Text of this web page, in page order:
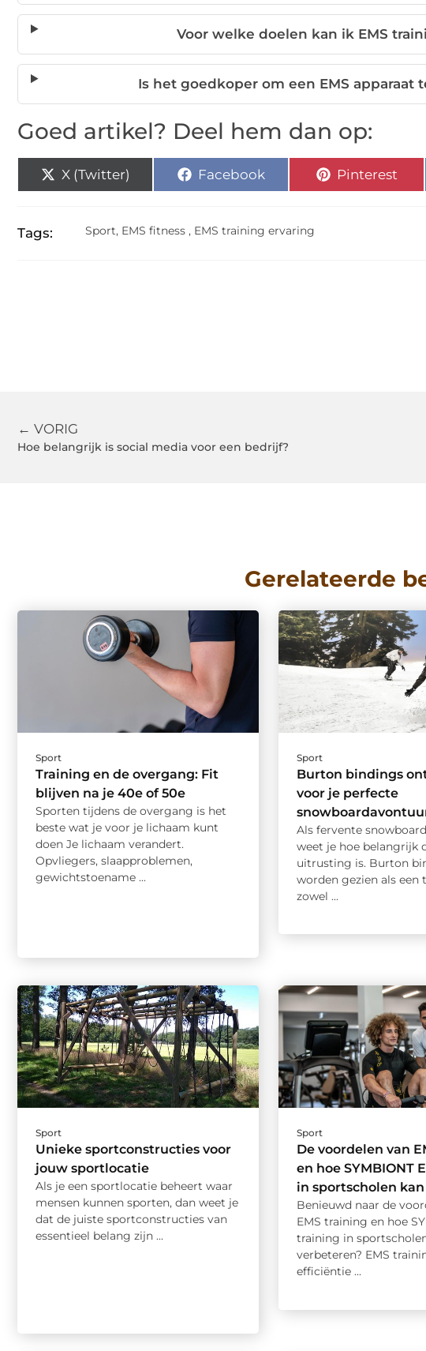
Voor welke doelen kan ik EMS
Is het goedkoper om een EMS apparaat
Goed artikel? Deel hem dan op:
X (Twitter) Facebook Pinterest
Tags: Sport, EMS fitness , EMS training ervaring
← VORIG
Hoe belangrijk is social media voor een bedrijf?
Gerelateerde
Sport
Training en de overgang: Fit
blijven na je 40e of 50e
Sporten tijdens de overgang is het
beste wat je voor je lichaam kunt
doen Je lichaam verandert.
Opvliegers, slaapproblemen,
gewichtstoename ...
Sport
Burton bindings
voor je perfecte
Als fervente
weet je hoe belangrijk
uitrusting is. Burton
worden gezien als een
zowel ...
Sport
Unieke sportconstructies voor
jouw sportlocatie
Als je een sportlocatie beheert waar
mensen kunnen sporten, dan weet je
dat de juiste sportconstructies van
essentieel belang zijn ...
Sport
De voordelen van
en hoe SYMBIONT
in sportscholen
Benieuwd naar de
EMS training en hoe
training in
verbeteren? EMS
efficiëntie ...